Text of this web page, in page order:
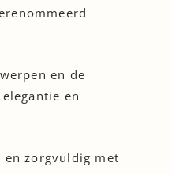
en de
en
en zorgvuldig met